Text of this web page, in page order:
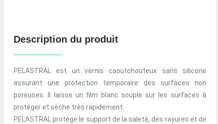
Description du produit
PELASTRAL est un vernis caoutchouteux sans silicone
assurant une protection temporaire des surfaces non
poreuses. Il laisse un film blanc souple sur les surfaces à
protéger et sèche très rapidement.
PELASTRAL protège le support de la saleté, des rayures et de